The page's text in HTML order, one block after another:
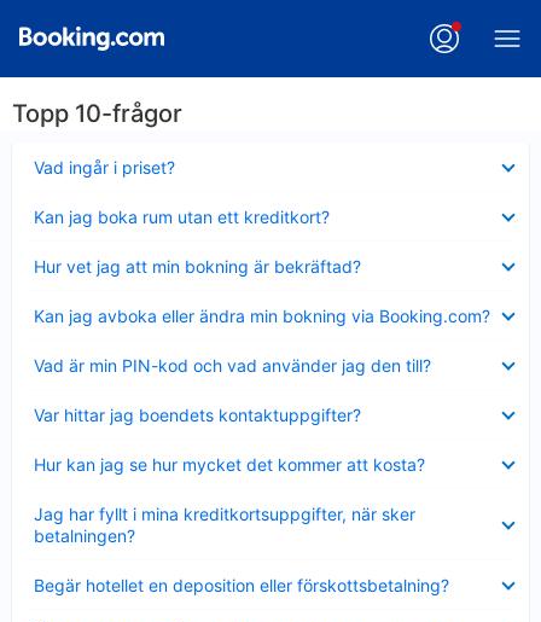
Topp 10-frågor
Vad ingår i priset?
mindre
Kan jag boka rum utan ett kreditkort?
mindre
Hur vet jag att min bokning är bekräftad?
mindre
Kan jag avboka eller ändra min bokning via Booking.com?
mindre
Vad är min PIN-kod och vad använder jag den till?
mindre
Var hittar jag boendets kontaktuppgifter?
mindre
Hur kan jag se hur mycket det kommer att kosta?
mindre
Jag har fyllt i mina kreditkortsuppgifter, när sker
betalningen?
mindre
Begär hotellet en deposition eller förskottsbetalning?
mindre